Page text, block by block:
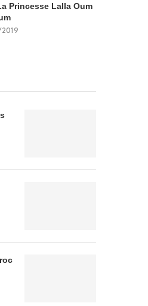
Princesse Lalla Oum